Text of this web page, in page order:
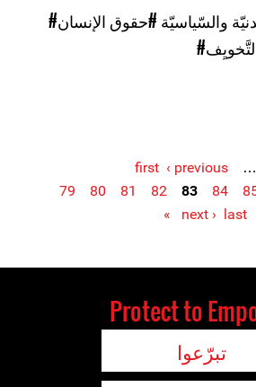
والسّياسيّة #حقوق الإنسان
‹ previous
…
79
80 81 82 83 84
next › last »
Protect to
تبرّعوا